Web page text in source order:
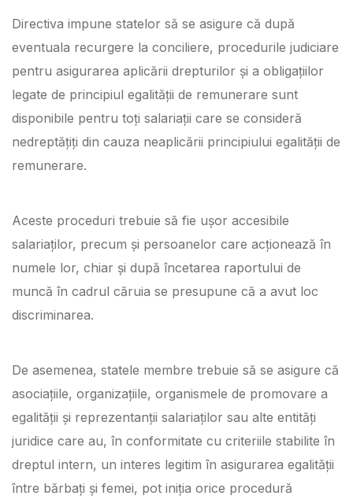
Directiva impune statelor să se asigure că după
eventuala recurgere la conciliere, procedurile judiciare
pentru asigurarea aplicării drepturilor și a obligațiilor
legate de principiul egalității de remunerare sunt
disponibile pentru toți salariații care se consideră
nedreptățiți din cauza neaplicării principiului egalității de
remunerare.
Aceste proceduri trebuie să fie ușor accesibile
salariaților, precum și persoanelor care acționează în
numele lor, chiar și după încetarea raportului de
muncă în cadrul căruia se presupune că a avut loc
discriminarea.
De asemenea, statele membre trebuie să se asigure că
asociațiile, organizațiile, organismele de promovare a
egalității și reprezentanții salariaților sau alte entități
juridice care au, în conformitate cu criteriile stabilite în
dreptul intern, un interes legitim în asigurarea egalității
între bărbați și femei, pot iniția orice procedură